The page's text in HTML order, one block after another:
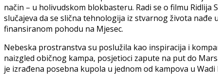
način – u holivudskom blokbasteru. Radi se o filmu
slučajeva da se slična tehnologija iz stvarnog života
finansiranom pohodu na Mjesec.
Nebeska prostranstva su poslužila kao inspiracija i
naizgled običnog kampa, posjetioci zapute na put do
je izrađena posebna kupola u jednom od kampova u